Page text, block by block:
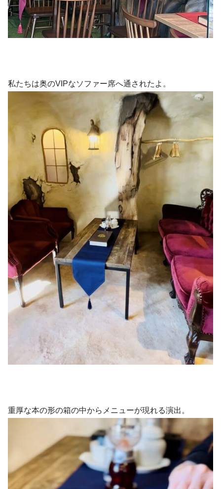
私たちは奥のVIPなソファー席へ通されたよ。
重厚な本の形の箱の中からメニューが現れる演出。